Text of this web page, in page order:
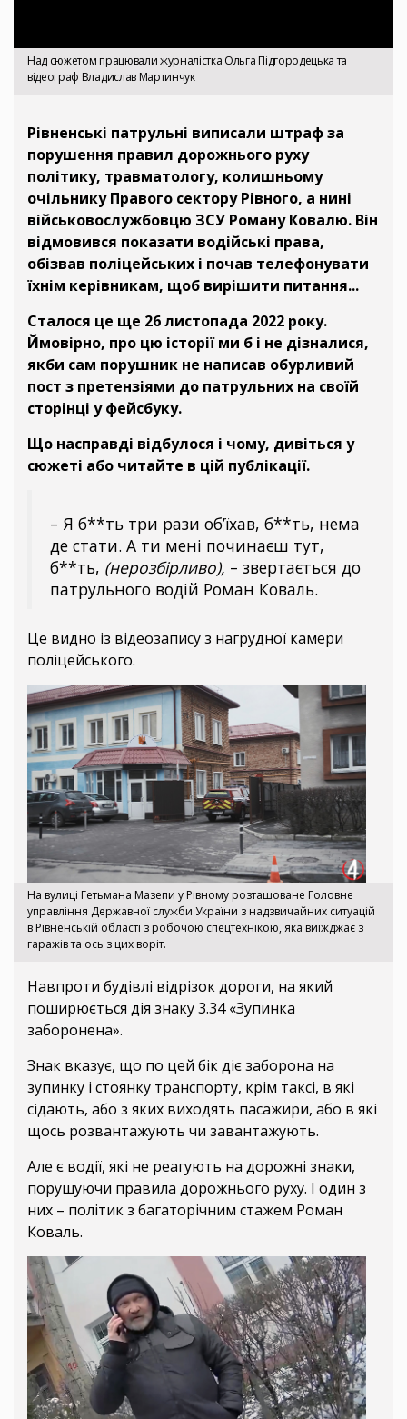
Над сюжетом працювали журналістка Ольга Підгородецька та
відеограф Владислав Мартинчук
Рівненські патрульні виписали штраф за
порушення правил дорожнього руху
політику, травматологу, колишньому
очільнику Правого сектору Рівного, а нині
військовослужбовцю ЗСУ Роману Ковалю. Він
відмовився показати водійські права,
обізвав поліцейських і почав телефонувати
їхнім керівникам, щоб вирішити питання...
Сталося це ще 26 листопада 2022 року.
Ймовірно, про цю історії ми б і не дізналися,
якби сам порушник не написав обурливий
пост з претензіями до патрульних на своїй
сторінці у фейсбуку.
Що насправді відбулося і чому, дивіться у
сюжеті або читайте в цій публікації.
– Я б**ть три рази об’їхав, б**ть, нема
де стати. А ти мені починаєш тут,
б**ть, (нерозбірливо), – звертається до
патрульного водій Роман Коваль.
Це видно із відеозапису з нагрудної камери
поліцейського.
На вулиці Гетьмана Мазепи у Рівному розташоване Головне
управління Державної служби України з надзвичайних ситуацій
в Рівненській області з робочою спецтехнікою, яка виїжджає з
гаражів та ось з цих воріт.
Навпроти будівлі відрізок дороги, на який
поширюється дія знаку 3.34 «Зупинка
заборонена».
Знак вказує, що по цей бік діє заборона на
зупинку і стоянку транспорту, крім таксі, в які
сідають, або з яких виходять пасажири, або в які
щось розвантажують чи завантажують.
Але є водії, які не реагують на дорожні знаки,
порушуючи правила дорожнього руху. І один з
них – політик з багаторічним стажем Роман
Коваль.